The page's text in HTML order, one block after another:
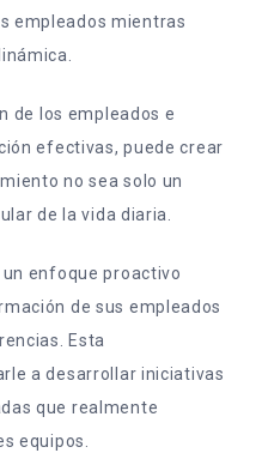
empleados mientras
de los empleados e
efectivas, puede crear
no sea solo un
de la vida diaria.
enfoque proactivo
de sus empleados
Esta
a desarrollar iniciativas
que realmente
equipos.